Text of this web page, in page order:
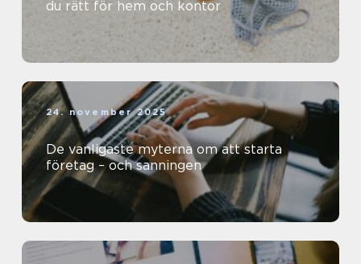
du rätt för hem och kontor
24. november 2025
De vanligaste myterna om att starta
företag – och sanningen